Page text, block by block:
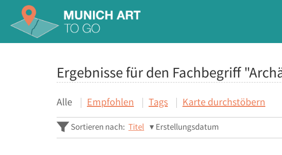
Ergebnisse für den Fachbegriff
Alle Empfohlen Tags Karte durchstöbern
Sortieren nach: Titel Erstellungsdatum